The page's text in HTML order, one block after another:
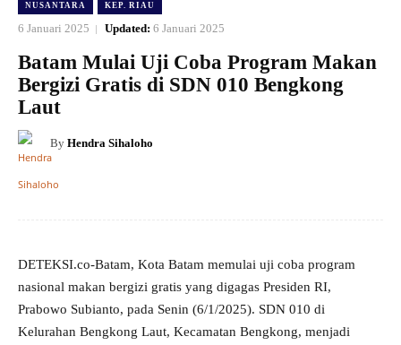
NUSANTARA KEP. RIAU
6 Januari 2025 Updated: 6 Januari 2025
Batam Mulai Uji Coba Program Makan
Bergizi Gratis di SDN 010 Bengkong
Laut
By Hendra Sihaloho
DETEKSI.co-Batam, Kota Batam memulai uji coba program
nasional makan bergizi gratis yang digagas Presiden RI,
Prabowo Subianto, pada Senin (6/1/2025). SDN 010 di
Kelurahan Bengkong Laut, Kecamatan Bengkong, menjadi